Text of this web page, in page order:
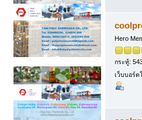
Hero
กระทู้:
เว็บบอร์ด